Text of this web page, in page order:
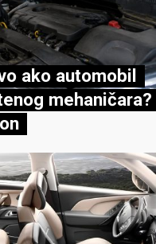
ako automobil
mehaničara?